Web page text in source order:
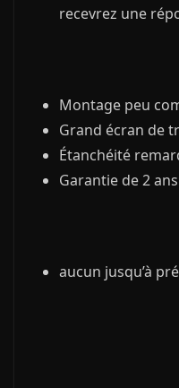
recevrez une
Montage peu
Grand écran de
Étanchéité
Garantie de 2 ans
aucun jusqu’à